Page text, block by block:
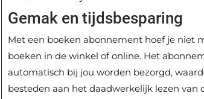
Gemak en tijdsbesparing
Met een boeken abonnement hoef je niet
boeken in de winkel of online. Het
automatisch bij jou worden bezorgd,
besteden aan het daadwerkelijk lezen van